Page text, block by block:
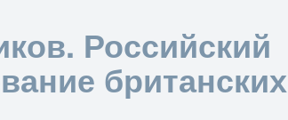
Российский
британских